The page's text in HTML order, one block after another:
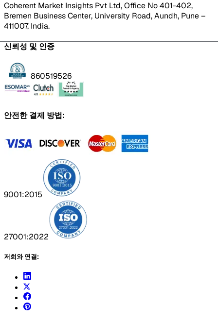
Coherent Market Insights Pvt Ltd, Office No 401-402,
Bremen Business Center, University Road, Aundh, Pune –
411007, India.
신뢰성 및 인증
860519526
안전한 결제 방법:
9001:2015
27001:2022
저희와 연결: